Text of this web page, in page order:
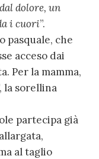
dolore, un
i cuori”.
pasquale, che
acceso dai
Per la mamma,
la sorellina
partecipa già
al taglio